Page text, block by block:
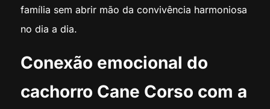
família sem abrir mão da convivência harmoniosa
no dia a dia.
Conexão emocional do
cachorro Cane Corso com a